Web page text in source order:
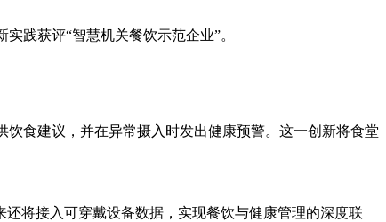
践获评“智慧机关餐饮示范企业”。
食建议，并在异常摄入时发出健康预警。这一创新将食堂
将接入可穿戴设备数据，实现餐饮与健康管理的深度联